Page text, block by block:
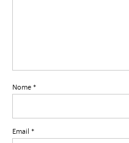
Nome *
Email *